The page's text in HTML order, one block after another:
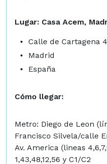
Lugar: Casa Acem,
Calle de Cartagena
Madrid
España
Cómo llegar:
Metro: Diego de Leon
Francisco Silvela/calle
Av. America (lineas
1,43,48,12,56 y C1/C2